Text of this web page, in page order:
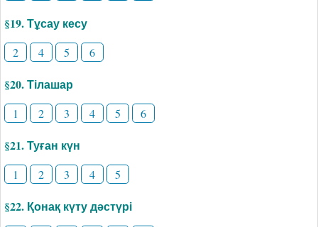
§19. Тұсау кесу
2 4 5 6
§20. Тілашар
1 2 3 4 5 6
§21. Туған күн
1 2 3 4 5
§22. Қонақ күту дәстүрі